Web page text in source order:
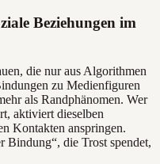
Beziehungen im
die nur aus Algorithmen
zu Medienfiguren
als Randphänomen. Wer
aktiviert dieselben
Kontakten anspringen.
Bindung“, die Trost spendet,